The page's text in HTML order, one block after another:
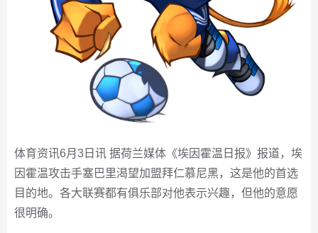
体育资讯6月3日讯 据荷兰媒体《埃因霍温日报》报道，埃
因霍温攻击手塞巴里渴望加盟拜仁慕尼黑，这是他的首选
目的地。各大联赛都有俱乐部对他表示兴趣，但他的意愿
很明确。